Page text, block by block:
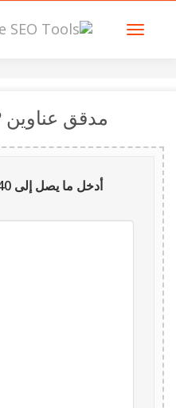
مدقق عناوين IP من الفئة C